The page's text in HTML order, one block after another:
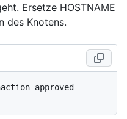
Ersetze HOSTNAME
des Knotens.
approved